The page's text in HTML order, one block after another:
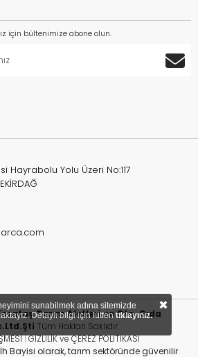
için bültenimize abone olun.
Hayrabolu Yolu Üzeri No:117
Tarım Aletleri ve Oto. Gıda
Tüm Hakları Saklıdır.
|GİZLİLİK ve ÇEREZ POLİTİKASI
Bayisi olarak, tarım sektöründe güvenilir
sunabilmek adına sitemizde
Detaylı bilgi için lütfentıklayınız. ×